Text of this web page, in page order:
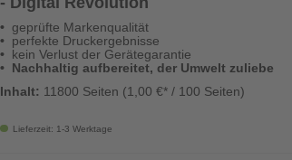
geprüfte Markenqualität
perfekte Druckergebnisse
kein Verlust der Gerätegarantie
Nachhaltig aufbereitet, der Umwelt zuliebe
Inhalt: 11800 Seiten (1,00 €* / 100 Seiten)
Lieferzeit: 1-3 Werktage